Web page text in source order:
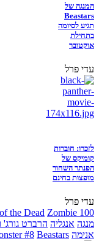
המנגה של
Beastars
תגיע לסיומה
בתחילת
אוקטובר
עדי פרל
לזכרו: חוברות
קומיקס של
הפנתר השחור
מופצות בחינם
עדי פרל
the Dead Zombie 100
מנגה אנגליה הרברט גורג'
אנימה
#8 Beastars